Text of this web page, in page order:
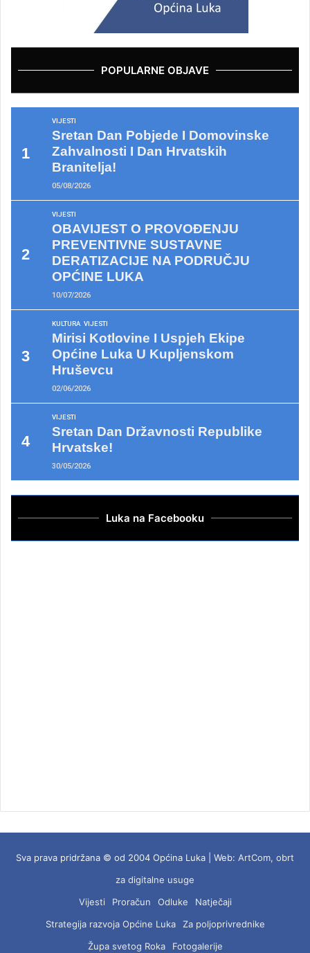
POPULARNE OBJAVE
VIJESTI
Sretan Dan Pobjede I Domovinske
Zahvalnosti I Dan Hrvatskih
Branitelja!
05/08/2026
VIJESTI
OBAVIJEST O PROVOĐENJU
PREVENTIVNE SUSTAVNE
DERATIZACIJE NA PODRUČJU
OPĆINE LUKA
10/07/2026
KULTURA VIJESTI
Mirisi Kotlovine I Uspjeh Ekipe
Općine Luka U Kupljenskom
Hruševcu
02/06/2026
VIJESTI
Sretan Dan Državnosti Republike
Hrvatske!
30/05/2026
Luka na Facebooku
Sva prava pridržana © od 2004 Općina Luka | Web: ArtCom, obrt
za digitalne usuge
Vijesti
Proračun Odluke
Natječaji
Strategija razvoja Općine Luka
Za poljoprivrednike
Župa svetog Roka
Fotogalerije